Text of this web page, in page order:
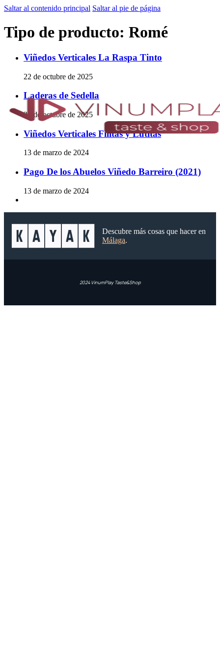
Saltar al contenido principal Saltar al pie de página
Tipo de producto: Romé
Viñedos Verticales La Raspa Tinto
22 de octubre de 2025
Laderas de Sedella
22 de octubre de 2025
Viñedos Verticales Filitas y Lutitas
13 de marzo de 2024
Pago De los Abuelos Viñedo Barreiro (2021)
13 de marzo de 2024
Descubre más cosas que hacer en
Málaga.
2024 VinumPlay Taste&Shop